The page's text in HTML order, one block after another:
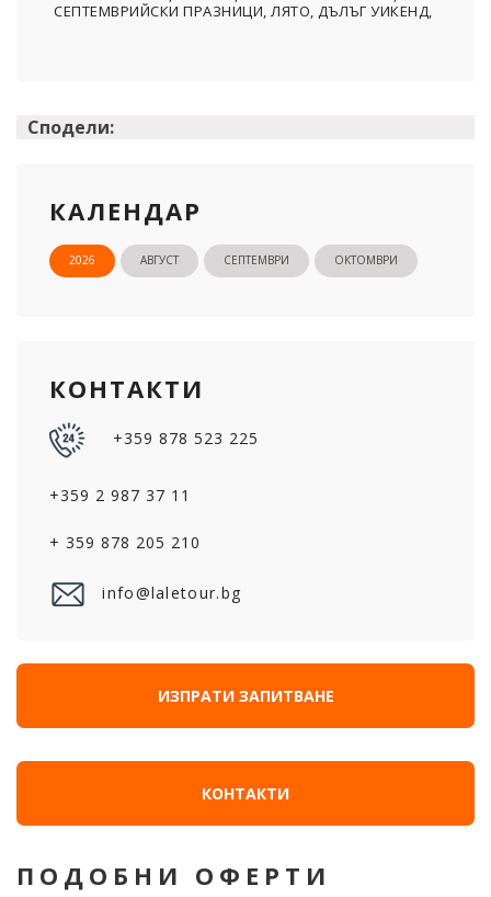
СЕПТЕМВРИЙСКИ ПРАЗНИЦИ, ЛЯТО, ДЪЛЪГ УИКЕНД,
Сподели:
КАЛЕНДАР
2026 АВГУСТ СЕПТЕМВРИ ОКТОМВРИ
КОНТАКТИ
+359 878 523 225
+359 2 987 37 11
+ 359 878 205 210
info@laletour.bg
ИЗПРАТИ ЗАПИТВАНЕ
КОНТАКТИ
ПОДОБНИ ОФЕРТИ